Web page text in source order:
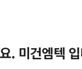
. 미건엠텍